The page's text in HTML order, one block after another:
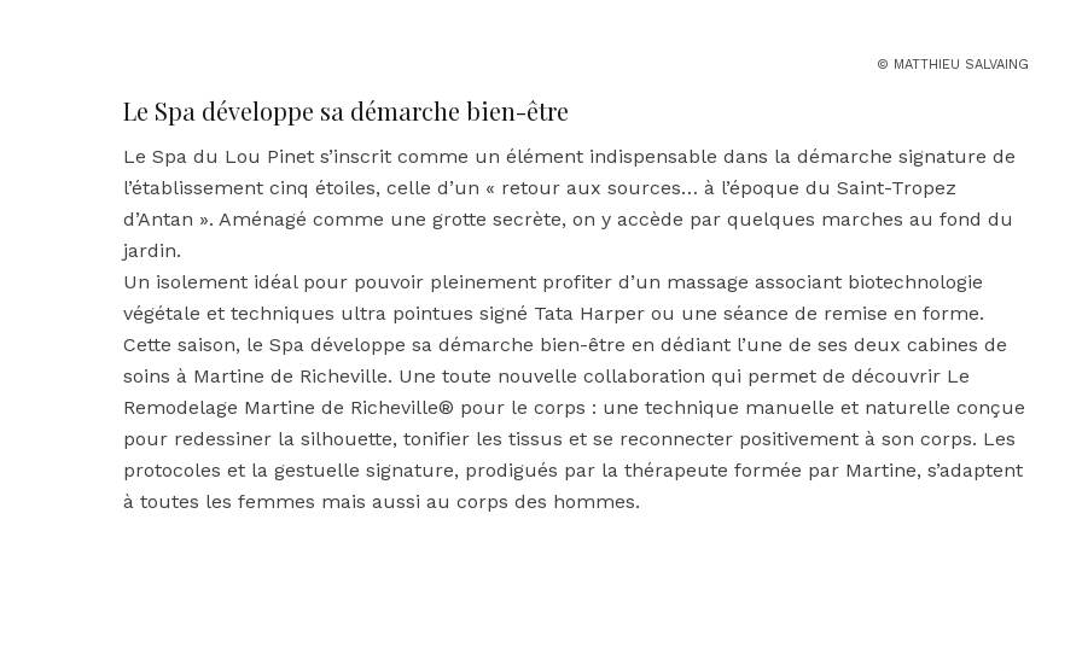
© MATTHIEU SALVAING
Le Spa développe sa démarche bien-être
Le Spa du Lou Pinet s’inscrit comme un élément indispensable dans la démarche signature de
l’établissement cinq étoiles, celle d’un « retour aux sources… à l’époque du Saint-Tropez
d’Antan ». Aménagé comme une grotte secrète, on y accède par quelques marches au fond du
jardin.
Un isolement idéal pour pouvoir pleinement profiter d’un massage associant biotechnologie
végétale et techniques ultra pointues signé Tata Harper ou une séance de remise en forme.
Cette saison, le Spa développe sa démarche bien-être en dédiant l’une de ses deux cabines de
soins à Martine de Richeville. Une toute nouvelle collaboration qui permet de découvrir Le
Remodelage Martine de Richeville® pour le corps : une technique manuelle et naturelle conçue
pour redessiner la silhouette, tonifier les tissus et se reconnecter positivement à son corps. Les
protocoles et la gestuelle signature, prodigués par la thérapeute formée par Martine, s’adaptent
à toutes les femmes mais aussi au corps des hommes.